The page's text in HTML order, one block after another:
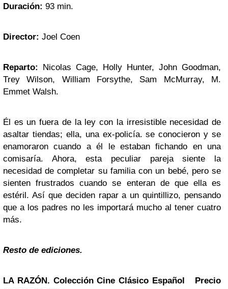
Duración: 93 min.
Director: Joel Coen
Reparto: Nicolas Cage, Holly Hunter, John Goodman,
Trey Wilson, William Forsythe, Sam McMurray, M.
Emmet Walsh.
Él es un fuera de la ley con la irresistible necesidad de
asaltar tiendas; ella, una ex-policía. se conocieron y se
enamoraron cuando a él le estaban fichando en una
comisaría. Ahora, esta peculiar pareja siente la
necesidad de completar su familia con un bebé, pero se
sienten frustrados cuando se enteran de que ella es
estéril. Así que deciden rapar a un quintillizo, pensando
que a los padres no les importará mucho al tener cuatro
más.
Resto de ediciones.
LA RAZÓN. ColecciónCine Clásico Español Precio